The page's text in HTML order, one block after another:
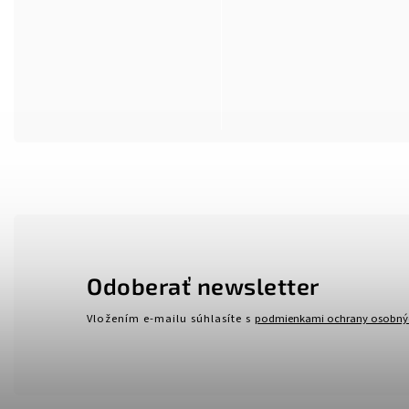
Odoberať newsletter
Vložením e-mailu súhlasíte s podmienkami ochrany